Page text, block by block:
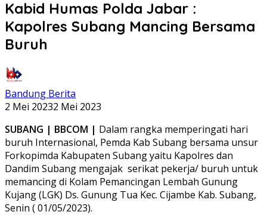
Kabid Humas Polda Jabar :
Kapolres Subang Mancing Bersama
Buruh
Bandung Berita
2 Mei 20232 Mei 2023
SUBANG | BBCOM | Dalam rangka memperingati hari
buruh Internasional, Pemda Kab Subang bersama unsur
Forkopimda Kabupaten Subang yaitu Kapolres dan
Dandim Subang mengajak serikat pekerja/ buruh untuk
memancing di Kolam Pemancingan Lembah Gunung
Kujang (LGK) Ds. Gunung Tua Kec. Cijambe Kab. Subang,
Senin ( 01/05/2023).